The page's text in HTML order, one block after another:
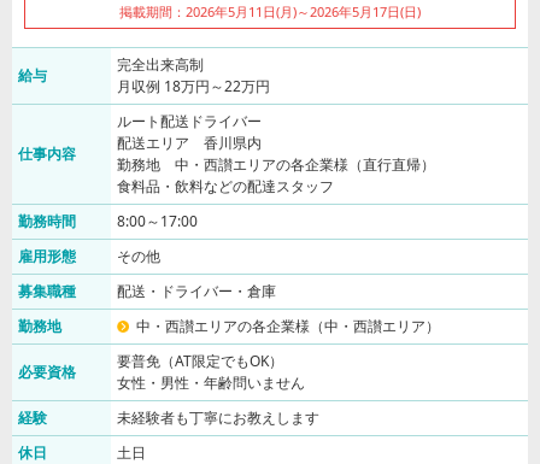
掲載期間：2026年5月11日(月)～2026年5月17日(日)
給与
完全出来高制
月収例 18万円～22万円
仕事内容
ルート配送ドライバー
配送エリア 香川県内
勤務地 中・西讃エリアの各企業様（直行直帰）
食料品・飲料などの配達スタッフ
勤務時間
8:00～17:00
雇用形態
その他
募集職種
配送・ドライバー・倉庫
勤務地
中・西讃エリアの各企業様（中・西讃エリア）
必要資格
要普免（AT限定でもOK）
女性・男性・年齢問いません
経験
未経験者も丁寧にお教えします
休日
土日